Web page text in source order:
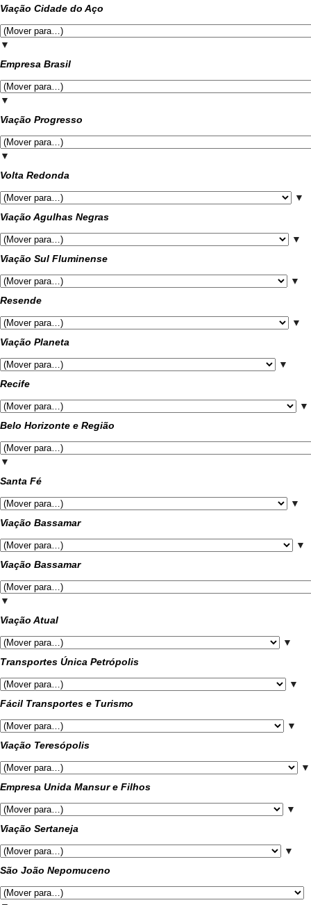
Viação Cidade do Aço
▼
Empresa Brasil
▼
Viação Progresso
▼
Volta Redonda
▼
Viação Agulhas Negras
▼
Viação Sul Fluminense
▼
Resende
▼
Viação Planeta
▼
Recife
▼
Belo Horizonte e Região
▼
Santa Fé
▼
Viação Bassamar
▼
Viação Bassamar
▼
Viação Atual
▼
Transportes Única Petrópolis
▼
Fácil Transportes e Turismo
▼
Viação Teresópolis
▼
Empresa Unida Mansur e Filhos
▼
Viação Sertaneja
▼
São João Nepomuceno